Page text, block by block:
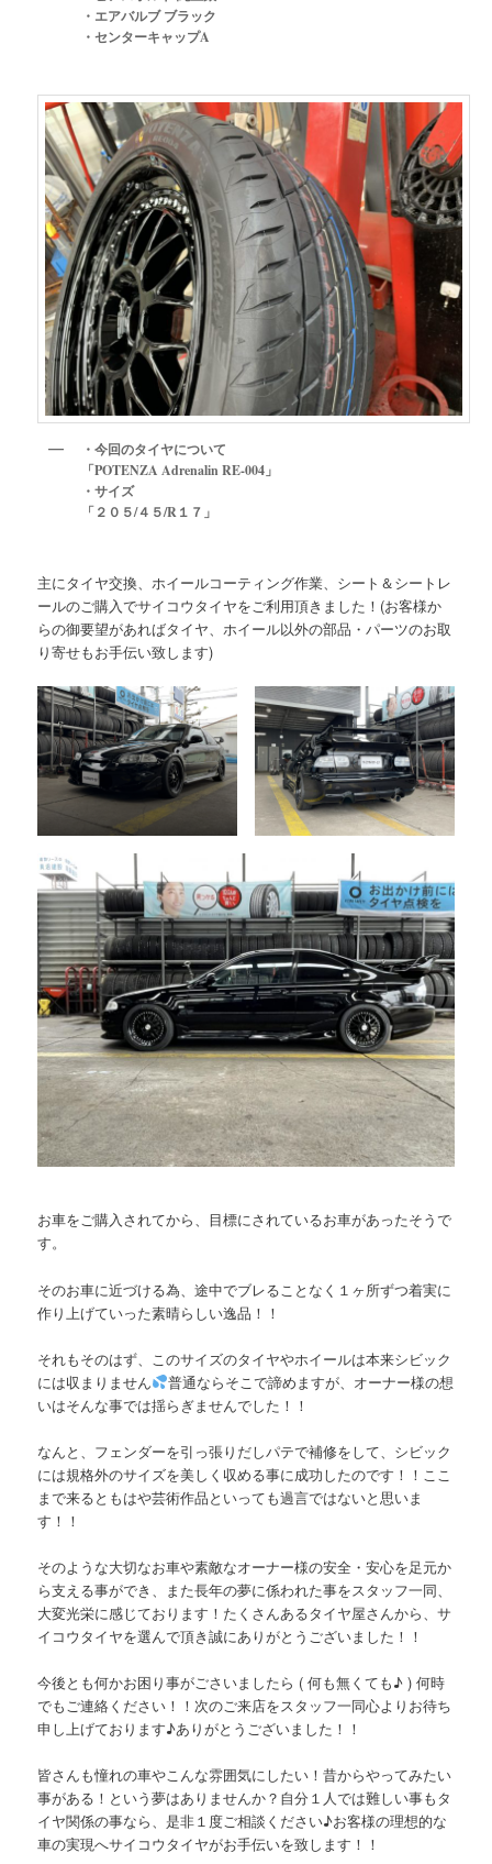
・エアバルブ ブラック
・センターキャップA
・今回のタイヤについて
「POTENZA Adrenalin RE-004」
・サイズ
「２０５/４５/R１７ 」
主にタイヤ交換、ホイールコーティング作業、シート＆シートレ
ールのご購入でサイコウタイヤをご利用頂きました！(お客様か
らの御要望があればタイヤ、ホイール以外の部品・パーツのお取
り寄せもお手伝い致します)
お車をご購入されてから、目標にされているお車があったそうで
す。
そのお車に近づける為、途中でブレることなく１ヶ所ずつ着実に
作り上げていった素晴らしい逸品！！
それもそのはず、このサイズのタイヤやホイールは本来シビック
には収まりません
普通ならそこで諦めますが、オーナー様の想
いはそんな事では揺らぎませんでした！！
なんと、フェンダーを引っ張りだしパテで補修をして、シビック
には規格外のサイズを美しく収める事に成功したのです！！ここ
まで来るともはや芸術作品といっても過言ではないと思いま
す！！
そのような大切なお車や素敵なオーナー様の安全・安心を足元か
ら支える事ができ、また長年の夢に係われた事をスタッフ一同、
大変光栄に感じております！たくさんあるタイヤ屋さんから、サ
イコウタイヤを選んで頂き誠にありがとうございました！！
今後とも何かお困り事がごさいましたら ( 何も無くても♪ ) 何時
でもご連絡ください！！次のご来店をスタッフ一同心よりお待ち
申し上げております♪ありがとうございました！！
皆さんも憧れの車やこんな雰囲気にしたい！昔からやってみたい
事がある！という夢はありませんか？自分１人では難しい事もタ
イヤ関係の事なら、是非１度ご相談ください♪お客様の理想的な
車の実現へサイコウタイヤがお手伝いを致します！！